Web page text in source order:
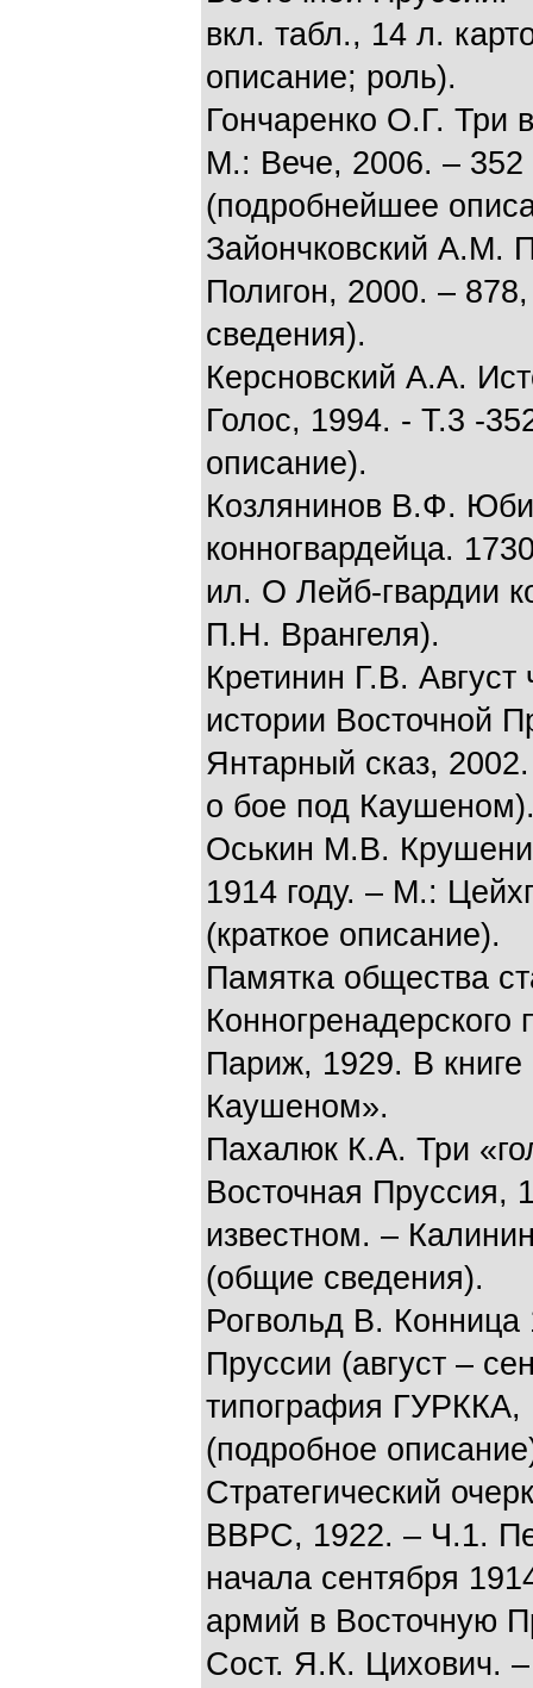
вкл. табл., 14 л.
описание; роль).
Гончаренко О.Г. Три
М.: Вече, 2006. –
(подробнейшее
Зайончковский А.М.
Полигон, 2000. –
сведения).
Керсновский А.А.
Голос, 1994. - Т.3 -
описание).
Козлянинов В.Ф.
конногвардейца.
ил. О Лейб-гвардии
П.Н. Врангеля).
Кретинин Г.В.
истории Восточной
Янтарный сказ,
о бое под
Оськин М.В.
1914 году. – М.:
(краткое описание).
Памятка общества
Париж, 1929. В книге
Каушеном».
Пахалюк К.А. Три
Восточная Пруссия,
известном. –
(общие сведения).
Рогвольд В.
Пруссии (август –
типография ГУРККА,
(подробное
Стратегический
ВВРС, 1922. – Ч.1.
начала сентября
армий в Восточную
Сост. Я.К. Цихович.